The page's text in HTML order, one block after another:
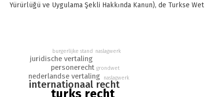
Yürürlüğü ve Uygulama Şekli Hakkında Kanun), de Turkse Wet
het familieregister van echtscheidingsbeslissingen uit het
buitenland (Yabancı Ülke Adlî veya Idarî Makamlarınca verilen
Kararların Nüfus Kütüğüne Tescili Hakkında Yönetmelik).
Deze uitgave bouwt voort op de vertaling uit 2010 en is vooral
internationaal recht
nederlandse vertaling
personerecht
juridische vertaling
grondwet
naslagwerk
burgerlijke stand naslagwerk